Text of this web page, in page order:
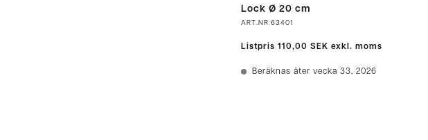
Lock Ø 20 cm
ART.NR 63401
Listpris 110,00 SEK exkl. moms
Beräknas åter vecka 33, 2026